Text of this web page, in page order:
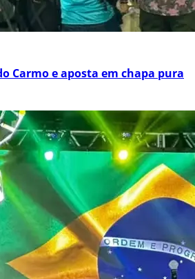
Carmo e aposta em chapa pura